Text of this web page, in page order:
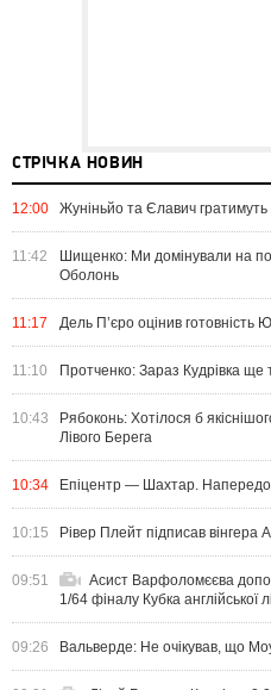
СТРІЧКА НОВИН
12:00 Жуніньйо та Єлавич
11:42
Шищенко: Ми домінували на
Оболонь
11:17 Дель П’єро оцінив готовність
11:10 Протченко: Зараз Кудрівка ще
10:43
Рябоконь: Хотілося б
Лівого Берега
10:34 Епіцентр — Шахтар.
10:15 Рівер Плейт підписав вінгера
09:51
Асист Варфоломєєва
1/64 фіналу Кубка англійської
09:26 Вальверде: Не очікував, що